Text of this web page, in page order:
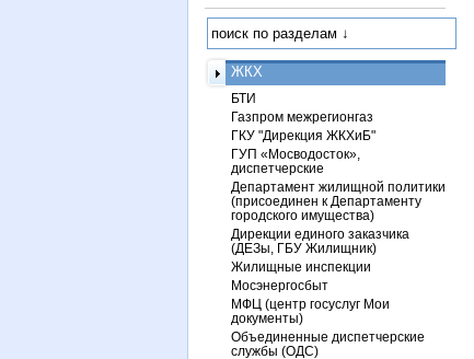
ЖКХ
БТИ
Газпром межрегионгаз
ГКУ "Дирекция ЖКХиБ"
ГУП «Мосводосток»,
диспетчерские
Департамент жилищной политики
(присоединен к Департаменту
городского имущества)
Дирекции единого заказчика
(ДЕЗы, ГБУ Жилищник)
Жилищные инспекции
Мосэнергосбыт
МФЦ (центр госуслуг Мои
документы)
Объединенные диспетчерские
службы (ОДС)